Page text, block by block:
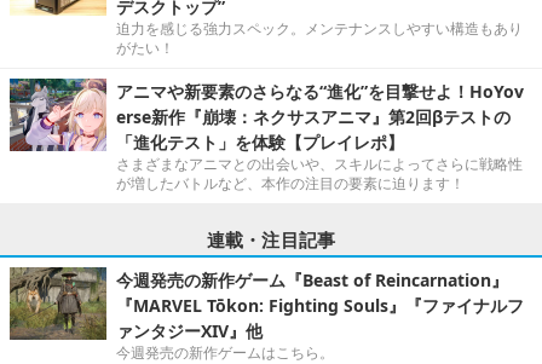
デスクトップ”
迫力を感じる強力スペック。メンテナンスしやすい構造もあり
がたい！
アニマや新要素のさらなる“進化”を目撃せよ！HoYov
erse新作『崩壊：ネクサスアニマ』第2回βテストの
「進化テスト」を体験【プレイレポ】
さまざまなアニマとの出会いや、スキルによってさらに戦略性
が増したバトルなど、本作の注目の要素に迫ります！
連載・注目記事
今週発売の新作ゲーム『Beast of Reincarnation』
『MARVEL Tōkon: Fighting Souls』『ファイナルフ
ァンタジーXIV』他
今週発売の新作ゲームはこちら。